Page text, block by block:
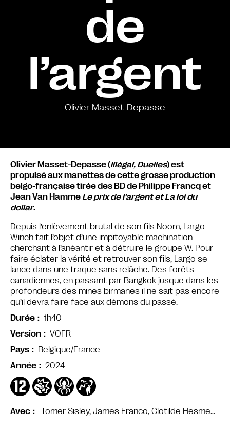
de
l’argent
Olivier Masset-Depasse
Avec Tomer Sisley, James Franco, Clotilde Hesme…
Olivier Masset-Depasse (Illégal, Duelles) est
propulsé aux manettes de cette grosse production
belgo-française tirée des BD de Philippe Francq et
Jean Van Hamme Le prix de l’argent et La loi du
dollar.
Depuis l’enlèvement brutal de son fils Noom, Largo
Winch fait l’objet d’une impitoyable machination
cherchant à l’anéantir et à détruire le groupe W. Pour
faire éclater la vérité et retrouver son fils, Largo se
lance dans une traque sans relâche. Des forêts
canadiennes, en passant par Bangkok jusque dans les
profondeurs des mines birmanes il ne sait pas encore
qu’il devra faire face aux démons du passé.
Durée
1h40
Version
VOFR
Pays
Belgique/France
Année
2024